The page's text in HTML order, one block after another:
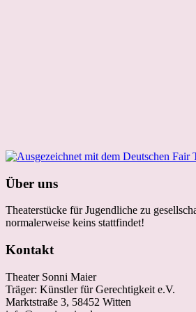
Über uns
Theaterstücke für Jugendliche zu
normalerweise keins stattfindet!
Kontakt
Theater Sonni Maier
Träger: Künstler für Gerechtigkeit e.V.
Marktstraße 3, 58452 Witten